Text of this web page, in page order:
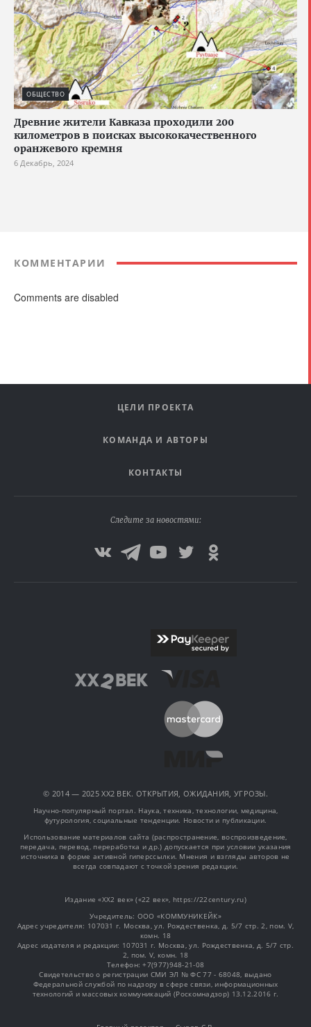
ОБЩЕСТВО
Древние жители Кавказа проходили 200
километров в поисках высококачественного
оранжевого кремня
6 Декабрь, 2024
КОММЕНТАРИИ
Comments are disabled
ЦЕЛИ ПРОЕКТА
КОМАНДА И АВТОРЫ
КОНТАКТЫ
Следите за новостями:
© 2014 — 2025 XX2 ВЕК. ОТКРЫТИЯ, ОЖИДАНИЯ, УГРОЗЫ.
Научно-популярный портал. Наука, техника, технологии, медицина,
футурология, социальные тенденции. Новости и публикации.
Использование материалов сайта (распространение, воспроизведение,
передача, перевод, переработка и др.) допускается при условии указания
источника в форме активной гиперссылки. Мнения и взгляды авторов не
всегда совпадают с точкой зрения редакции.
Издание «XX2 век» («22 век», https://22century.ru)
Учредитель: OOO «КОММУНИКЕЙК»
Адрес учредителя: 107031 г. Москва, ул. Рождественка, д. 5/7 стр. 2, пом. V,
комн. 18
Адрес издателя и редакции: 107031 г. Москва, ул. Рождественка, д. 5/7 стр.
2, пом. V, комн. 18
Телефон: +7(977)948-21-08
Свидетельство о регистрации СМИ ЭЛ № ФС 77 - 68048, выдано
Федеральной службой по надзору в сфере связи, информационных
технологий и массовых коммуникаций (Роскомнадзор) 13.12.2016 г.